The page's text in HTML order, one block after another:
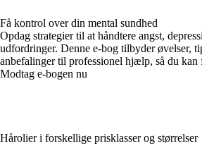
Få kontrol over din mental sundhed
Opdag strategier til at håndtere angst,
udfordringer. Denne e-bog tilbyder øvelser,
anbefalinger til professionel hjælp, så du kan
Modtag e-bogen nu
Hårolier i forskellige prisklasser og størrelser